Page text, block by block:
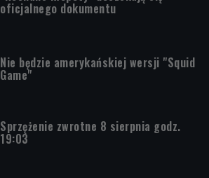
oficjalnego dokumentu
Nie będzie amerykańskiej wersji "Squid
Game"
Sprzężenie zwrotne 8 sierpnia godz.
19:03